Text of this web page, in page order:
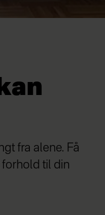
fra alene. Få
til din